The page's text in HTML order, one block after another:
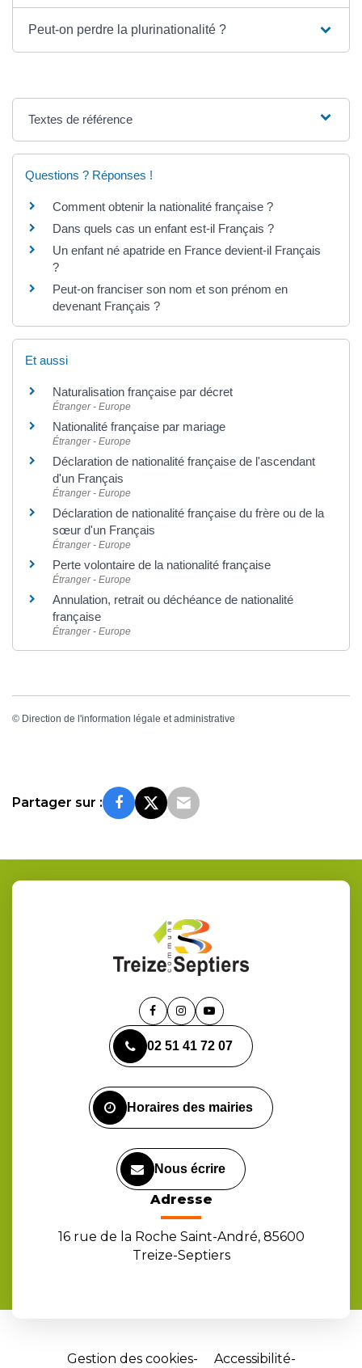
Peut-on perdre la plurinationalité ?
Textes de référence
Questions ? Réponses !
Comment obtenir la nationalité française ?
Dans quels cas un enfant est-il Français ?
Un enfant né apatride en France devient-il Français
?
Peut-on franciser son nom et son prénom en
devenant Français ?
Et aussi
Naturalisation française par décret
Étranger - Europe
Nationalité française par mariage
Étranger - Europe
Déclaration de nationalité française de l'ascendant
d'un Français
Étranger - Europe
Déclaration de nationalité française du frère ou de la
sœur d'un Français
Étranger - Europe
Perte volontaire de la nationalité française
Étranger - Europe
Annulation, retrait ou déchéance de nationalité
française
Étranger - Europe
© Direction de l'information légale et administrative
Partager sur :
Lien
le
compte
Lien
le
compte
Lien
la
chaîne
02 51 41 72 07
Horaires des mairies
Nous écrire
Adresse
16 rue de la Roche Saint-André, 85600
Treize-Septiers
Gestion des cookies Accessibilité